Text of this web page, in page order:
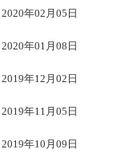
2020年02月05日
2020年01月08日
2019年12月02日
2019年11月05日
2019年10月09日